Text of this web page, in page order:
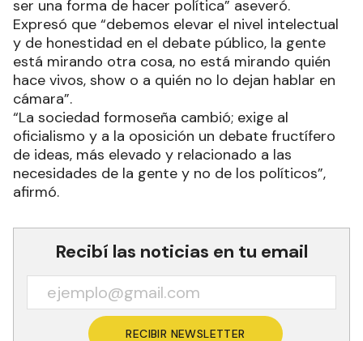
ser una forma de hacer política” aseveró.
Expresó que “debemos elevar el nivel intelectual
y de honestidad en el debate público, la gente
está mirando otra cosa, no está mirando quién
hace vivos, show o a quién no lo dejan hablar en
cámara”.
“La sociedad formoseña cambió; exige al
oficialismo y a la oposición un debate fructífero
de ideas, más elevado y relacionado a las
necesidades de la gente y no de los políticos”,
afirmó.
Recibí las noticias en tu email
RECIBIR NEWSLETTER